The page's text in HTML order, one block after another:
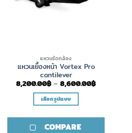
แหวนรัดกล้อง
แหวนเยื้องหน้า Vortex Pro
cantilever
8,200.00฿ – 8,600.00฿Price
เลือกรูปแบบ
product
has
COMPARE